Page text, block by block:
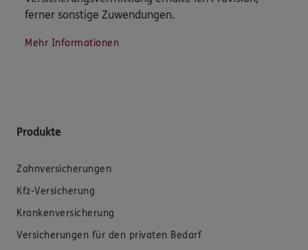
ferner sonstige Zuwendungen.
Mehr Informationen
Produkte
Zahnversicherungen
Kfz-Versicherung
Krankenversicherung
Versicherungen für den privaten Bedarf